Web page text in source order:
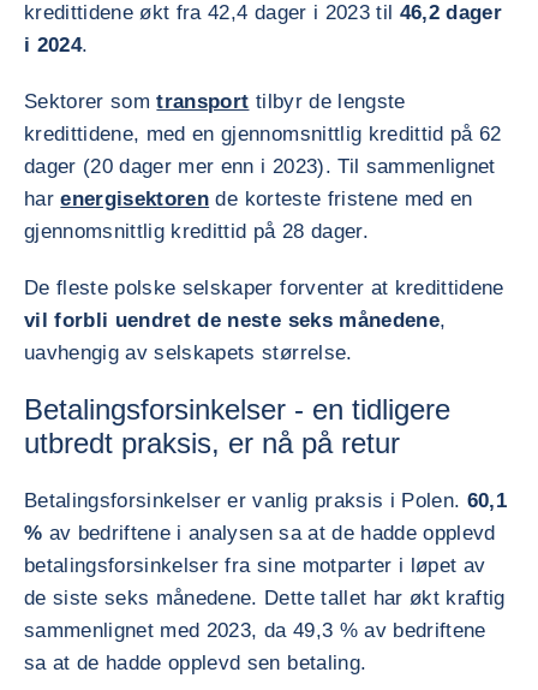
kredittidene økt fra 42,4 dager i 2023 til 46,2 dager
i 2024.
Sektorer somtransport tilbyr de lengste
kredittidene, med en gjennomsnittlig kredittid på 62
dager (20 dager mer enn i 2023). Til sammenlignet
harenergisektoren de korteste fristene med en
gjennomsnittlig kredittid på 28 dager.
De fleste polske selskaper forventer at kredittidene
vil forbli uendret de neste seks månedene,
uavhengig av selskapets størrelse.
Betalingsforsinkelser - en tidligere
utbredt praksis, er nå på retur
Betalingsforsinkelser er vanlig praksis i Polen. 60,1
% av bedriftene i analysen sa at de hadde opplevd
betalingsforsinkelser fra sine motparter i løpet av
de siste seks månedene. Dette tallet har økt kraftig
sammenlignet med 2023, da 49,3 % av bedriftene
sa at de hadde opplevd sen betaling.